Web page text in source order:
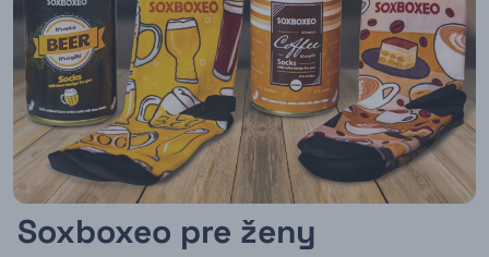
Soxboxeo pre ženy